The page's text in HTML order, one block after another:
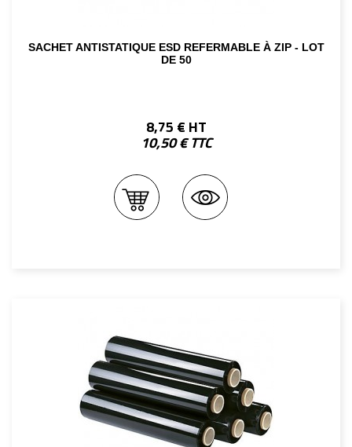
SACHET ANTISTATIQUE ESD REFERMABLE À ZIP - LOT
DE 50
8,75 € HT
10,50 € TTC